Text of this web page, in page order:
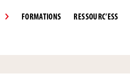
FORMATIONS RESSOURC’ESS